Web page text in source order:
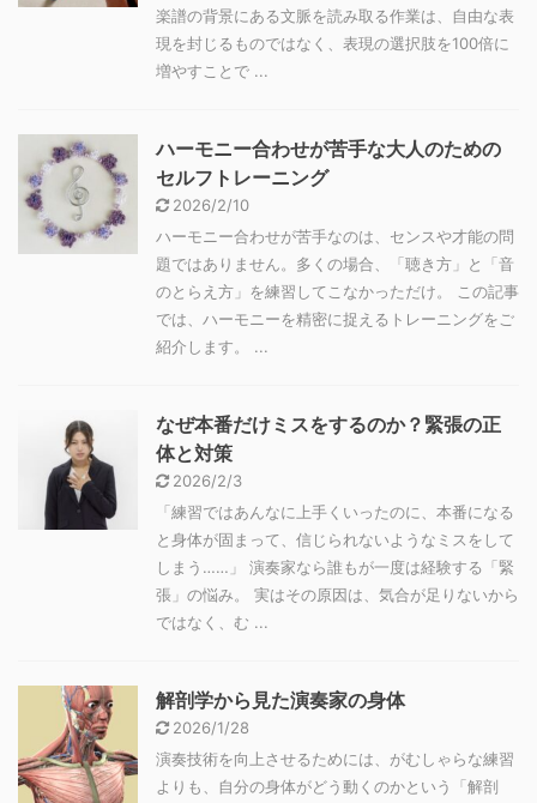
楽譜の背景にある文脈を読み取る作業は、自由な表
現を封じるものではなく、表現の選択肢を100倍に
増やすことで ...
ハーモニー合わせが苦手な大人のための
セルフトレーニング
2026/2/10
ハーモニー合わせが苦手なのは、センスや才能の問
題ではありません。多くの場合、「聴き方」と「音
のとらえ方」を練習してこなかっただけ。 この記事
では、ハーモニーを精密に捉えるトレーニングをご
紹介します。 ...
なぜ本番だけミスをするのか？緊張の正
体と対策
2026/2/3
「練習ではあんなに上手くいったのに、本番になる
と身体が固まって、信じられないようなミスをして
しまう……」 演奏家なら誰もが一度は経験する「緊
張」の悩み。 実はその原因は、気合が足りないから
ではなく、む ...
解剖学から見た演奏家の身体
2026/1/28
演奏技術を向上させるためには、がむしゃらな練習
よりも、自分の身体がどう動くのかという「解剖